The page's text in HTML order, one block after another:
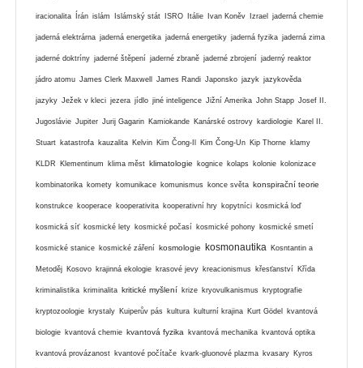
iracionalita Írán islám Islámský stát ISRO Itálie Ivan Koněv Izrael jaderná chemie
jaderná elektrárna jaderná energetika jaderná energetiky jaderná fyzika jaderná zima
jaderné doktríny jaderné štěpení jaderné zbraně jaderné zbrojení jaderný reaktor
jádro atomu James Clerk Maxwell James Randi Japonsko jazyk jazykověda
jazyky Ježek v kleci jezera jídlo jiné inteligence Jižní Amerika John Stapp Josef II.
Jugoslávie Jupiter Jurij Gagarin Kamiokande Kanárské ostrovy kardiologie Karel II.
Stuart katastrofa kauzalita Kelvin Kim Čong-Il Kim Čong-Un Kip Thorne klamy
KLDR Klementinum klima měst klimatologie kognice kolaps kolonie kolonizace
kombinatorika komety komunikace komunismus konce světa konspirační teorie
konstrukce kooperace kooperativita kooperativní hry kopytníci kosmická loď
kosmická síť kosmické lety kosmické počasí kosmické pohony kosmické smetí
kosmické stanice kosmické záření kosmologie kosmonautika Kosntantin a
Metoděj Kosovo krajinná ekologie krasové jevy kreacionismus křesťanství Křída
kriminalistika kriminalita kritické myšlení krize kryovulkanismus kryptografie
kryptozoologie krystaly Kuiperův pás kultura kulturní krajina Kurt Gödel kvantová
biologie kvantová chemie kvantová fyzika kvantová mechanika kvantová optika
kvantová provázanost kvantové počítače kvark-gluonové plazma kvasary Kyros